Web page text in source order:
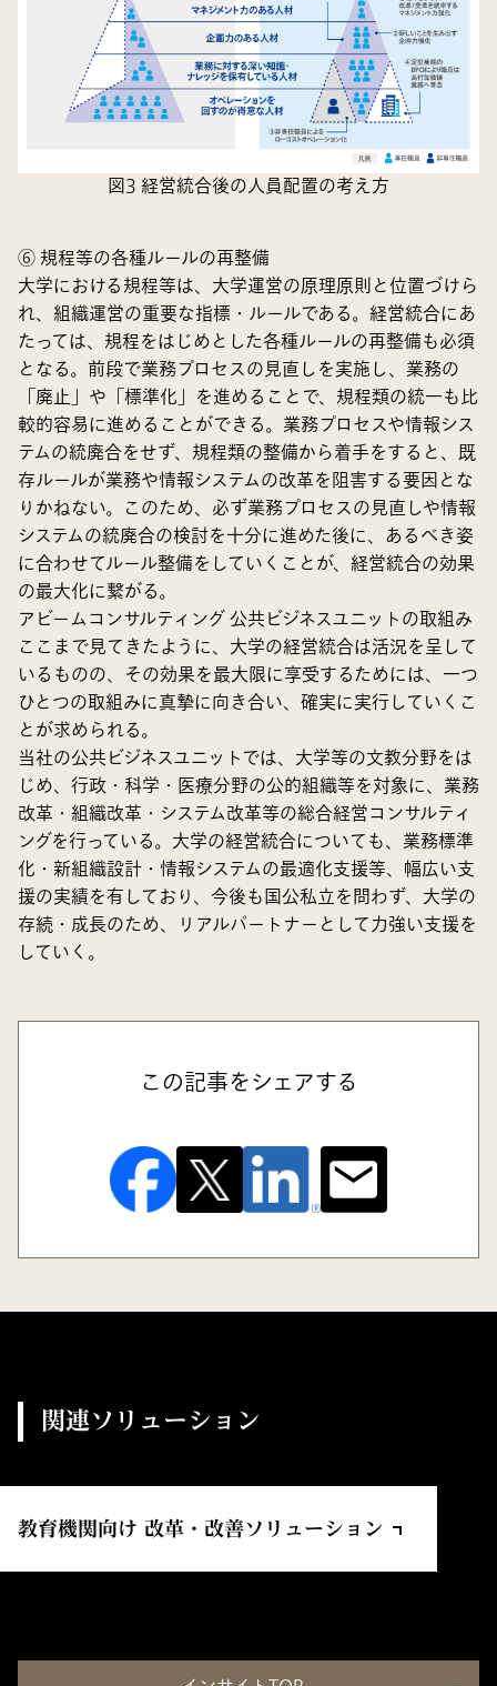
図3 経営統合後の人員配置の考え方
⑥ 規程等の各種ルールの再整備
大学における規程等は、大学運営の原理原則と位置づけら
れ、組織運営の重要な指標・ルールである。経営統合にあ
たっては、規程をはじめとした各種ルールの再整備も必須
となる。前段で業務プロセスの見直しを実施し、業務の
「廃止」や「標準化」を進めることで、規程類の統一も比
較的容易に進めることができる。業務プロセスや情報シス
テムの統廃合をせず、規程類の整備から着手をすると、既
存ルールが業務や情報システムの改革を阻害する要因とな
りかねない。このため、必ず業務プロセスの見直しや情報
システムの統廃合の検討を十分に進めた後に、あるべき姿
に合わせてルール整備をしていくことが、経営統合の効果
の最大化に繋がる。
アビームコンサルティング 公共ビジネスユニットの取組み
ここまで見てきたように、大学の経営統合は活況を呈して
いるものの、その効果を最大限に享受するためには、一つ
ひとつの取組みに真摯に向き合い、確実に実行していくこ
とが求められる。
当社の公共ビジネスユニットでは、大学等の文教分野をは
じめ、行政・科学・医療分野の公的組織等を対象に、業務
改革・組織改革・システム改革等の総合経営コンサルティ
ングを行っている。大学の経営統合についても、業務標準
化・新組織設計・情報システムの最適化支援等、幅広い支
援の実績を有しており、今後も国公私立を問わず、大学の
存続・成長のため、リアルパートナーとして力強い支援を
していく。
この記事をシェアする
関連ソリューション
教育機関向け 改革・改善ソリューション